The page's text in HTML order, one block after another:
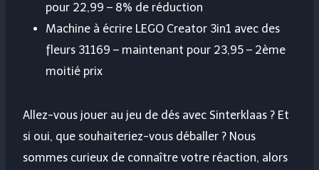
pour 22,99 – 8% de réduction
Machine à écrire LEGO Creator 3in1 avec des
fleurs 31169 – maintenant pour 23,95 – 2ème
moitié prix
Allez-vous jouer au jeu de dés avec Sinterklaas ? Et
si oui, que souhaiteriez-vous déballer ? Nous
sommes curieux de connaître votre réaction, alors